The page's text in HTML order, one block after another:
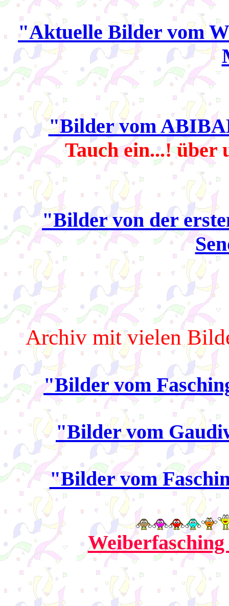
"Aktuelle Bilder vom
"Bilder vom
Tauch ein...! über
"Bilder von der
Archiv mit vielen
"Bilder vom
"Bilder vom
"Bilder vom